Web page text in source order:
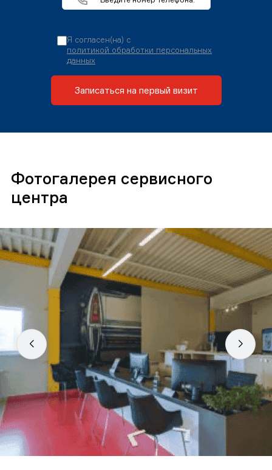
Я согласен(на) с
политикой обработки персональных
данных
Записаться на первый визит
Фотогалерея сервисного
центра